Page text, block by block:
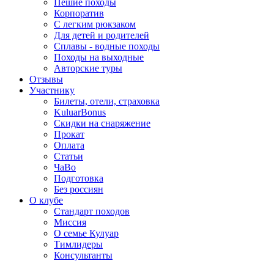
Пешие походы
Корпоратив
С легким рюкзаком
Для детей и родителей
Сплавы - водные походы
Походы на выходные
Авторские туры
Отзывы
Участнику
Билеты, отели, страховка
KuluarBonus
Скидки на снаряжение
Прокат
Оплата
Статьи
ЧаВо
Подготовка
Без россиян
О клубе
Стандарт походов
Миссия
О семье Кулуар
Тимлидеры
Консультанты